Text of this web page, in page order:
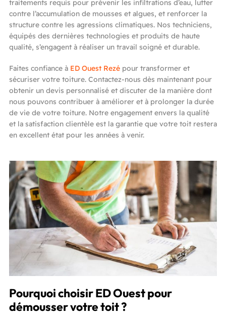
traitements requis pour prévenir les infiltrations d’eau, lutter
contre l’accumulation de mousses et algues, et renforcer la
structure contre les agressions climatiques. Nos techniciens,
équipés des dernières technologies et produits de haute
qualité, s’engagent à réaliser un travail soigné et durable.
Faites confiance à ED Ouest Rezé pour transformer et
sécuriser votre toiture. Contactez-nous dès maintenant pour
obtenir un devis personnalisé et discuter de la manière dont
nous pouvons contribuer à améliorer et à prolonger la durée
de vie de votre toiture. Notre engagement envers la qualité
et la satisfaction clientèle est la garantie que votre toit restera
en excellent état pour les années à venir.
Pourquoi choisir ED Ouest pour
démousser votre toit ?